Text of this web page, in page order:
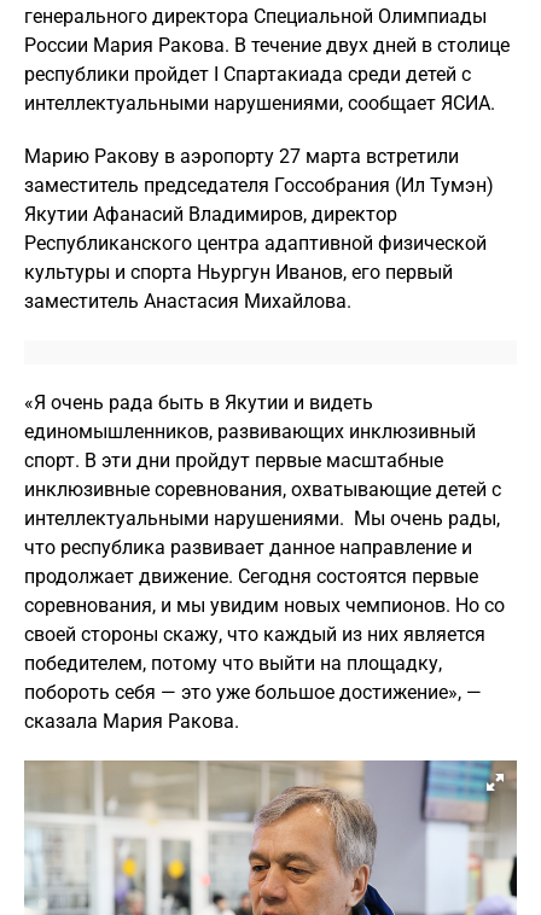
генерального директора Специальной Олимпиады
России Мария Ракова. В течение двух дней в столице
республики пройдет I Спартакиада среди детей с
интеллектуальными нарушениями, сообщает ЯСИА.
Марию Ракову в аэропорту 27 марта встретили
заместитель председателя Госсобрания (Ил Тумэн)
Якутии Афанасий Владимиров, директор
Республиканского центра адаптивной физической
культуры и спорта Ньургун Иванов, его первый
заместитель Анастасия Михайлова.
«Я очень рада быть в Якутии и видеть
единомышленников, развивающих инклюзивный
спорт. В эти дни пройдут первые масштабные
инклюзивные соревнования, охватывающие детей с
интеллектуальными нарушениями. Мы очень рады,
что республика развивает данное направление и
продолжает движение. Сегодня состоятся первые
соревнования, и мы увидим новых чемпионов. Но со
своей стороны скажу, что каждый из них является
победителем, потому что выйти на площадку,
побороть себя — это уже большое достижение», —
сказала Мария Ракова.